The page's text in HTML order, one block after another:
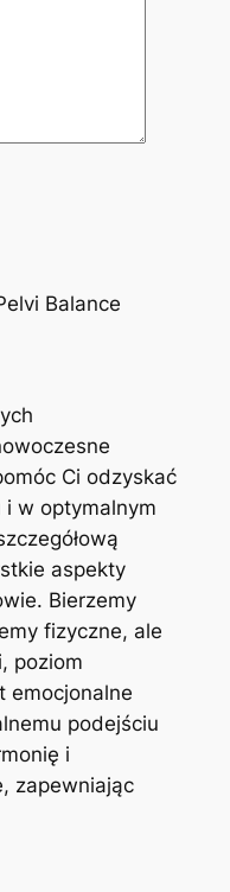
Ci odzyskać
i w optymalnym
aspekty
Bierzemy
fizyczne, ale
poziom
emocjonalne
podejściu
i
zapewniając